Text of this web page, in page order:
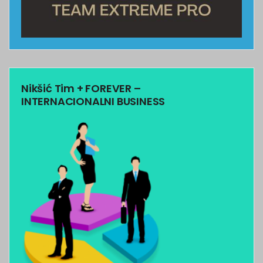
Nikšić Tim + FOREVER –
INTERNACIONALNI BUSINESS